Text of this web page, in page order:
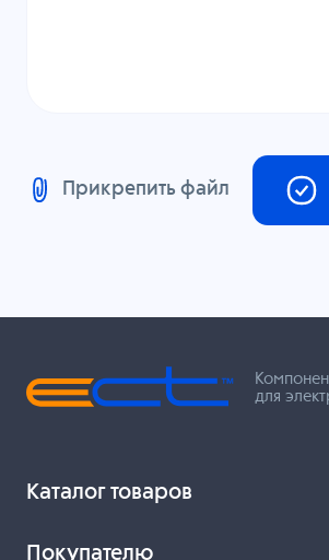
Прикрепить файл
для
Каталог товаров
Покупателю